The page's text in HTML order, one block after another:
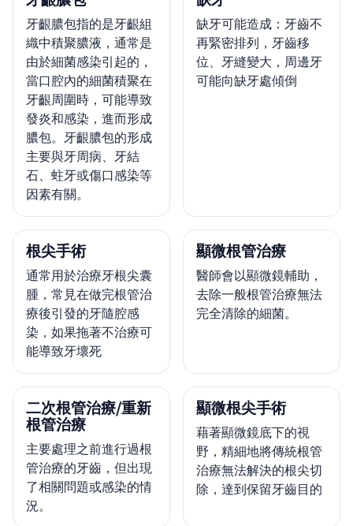
牙齦膿包指的是牙齦組
織中積聚膿液，通常是
由於細菌感染引起的，
當口腔內的細菌積聚在
牙齦周圍時，可能導致
發炎和感染，進而形成
膿包。牙齦膿包的形成
主要與牙周病、牙結
石、蛀牙或傷口感染等
因素有關。
缺牙可能造成：牙齒不
再緊密排列，牙齒移
位、牙縫變大，周邊牙
可能向缺牙處傾倒
根尖手術
通常用於治療牙根尖囊
腫，常見在做完根管治
療後引發的牙隨腔感
染，如果拖著不治療可
能導致牙壞死
顯微根管治療
醫師會以顯微鏡輔助，
去除一般根管治療無法
完全清除的細菌。
二次根管治療/重新
根管治療
主要處理之前進行過根
管治療的牙齒，但出現
了相關問題或感染的情
況。
顯微根尖手術
藉著顯微鏡底下的視
野，精細地將傳統根管
治療無法解決的根尖切
除，達到保留牙齒目的